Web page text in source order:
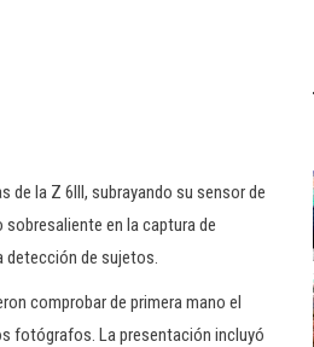
de la Z 6III, subrayando su sensor de
sobresaliente en la captura de
detección de sujetos.
comprobar de primera mano el
fotógrafos. La presentación incluyó